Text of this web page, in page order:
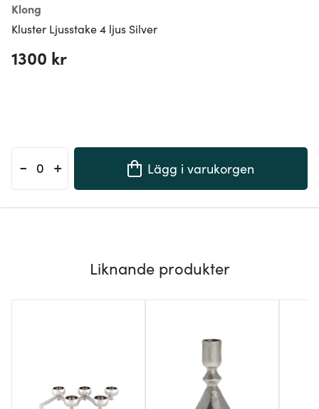
Klong
Kluster Ljusstake 4 ljus Silver
1300 kr
- + Lägg i varukorgen
Liknande produkter